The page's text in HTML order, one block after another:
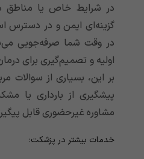
در شرایط خاص یا مناطق
گزینه‌ای ایمن و در دسترس
در وقت شما صرفه‌جویی
اولیه و تصمیم‌گیری برای
بر این، بسیاری از سوالات
پیشگیری از بارداری یا
مشاوره غیرحضوری قابل
خدمات بیشتر در پزشکت: